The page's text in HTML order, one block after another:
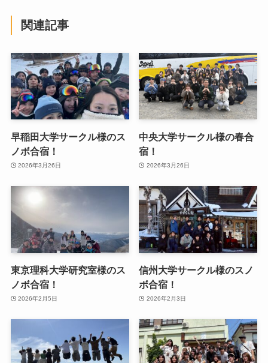
関連記事
早稲田大学サークル様のス
ノボ合宿！
2026年3月26日
中央大学サークル様の春合
宿！
2026年3月26日
東京理科大学研究室様のス
ノボ合宿！
2026年2月5日
信州大学サークル様のスノ
ボ合宿！
2026年2月3日